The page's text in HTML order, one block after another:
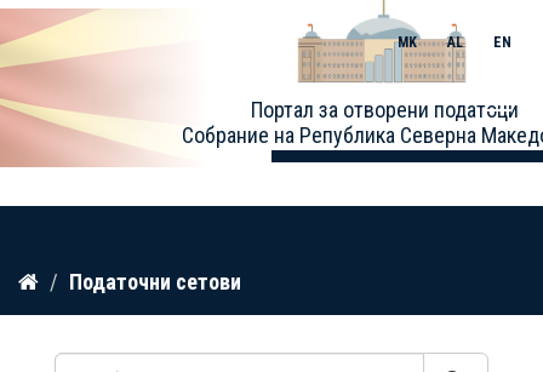
Прескокнете
содржина
Портал за отворени податоци
Собрание на Република Северна
MK AL EN
Toggle
Податочни сетови